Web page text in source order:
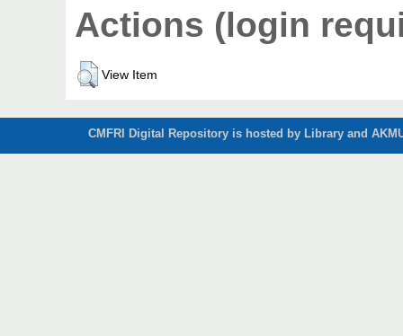
Actions (login
View Item
CMFRI Digital Repository is hosted by Library and